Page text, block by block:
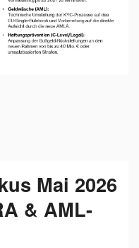
Mai 2026
& AML-